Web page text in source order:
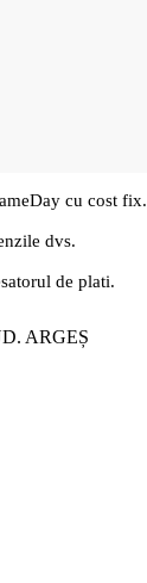
cu cost fix.
dvs.
de plati.
ARGEȘ